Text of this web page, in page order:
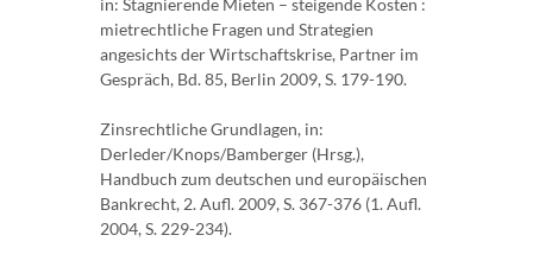
in: Stagnierende Mieten – steigende Kosten :
mietrechtliche Fragen und Strategien
angesichts der Wirtschaftskrise, Partner im
Gespräch, Bd. 85, Berlin 2009, S. 179-190.
Zinsrechtliche Grundlagen, in:
Derleder/Knops/Bamberger (Hrsg.),
Handbuch zum deutschen und europäischen
Bankrecht, 2. Aufl. 2009, S. 367-376 (1. Aufl.
2004, S. 229-234).